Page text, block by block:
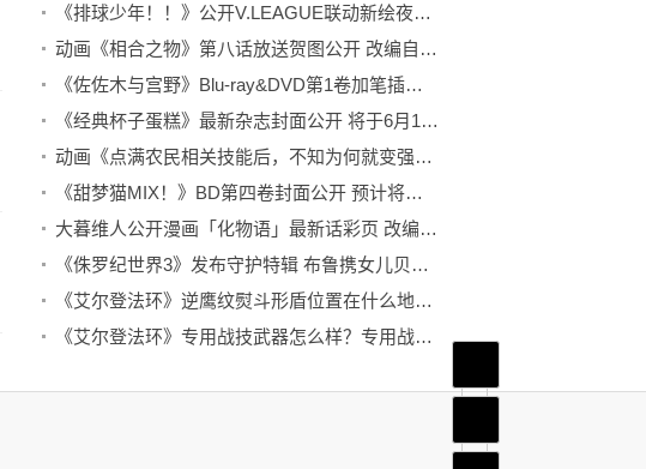
《排球少年！！》公开V.LEAGUE联动新绘夜久卫辅 由原作者·古馆春一绘制
动画《相合之物》第八话放送贺图公开 改编自浅野りん创作的同名漫画作品
《佐佐木与宫野》Blu-ray&DVD第1卷加笔插图公开 绘制的人物是佐佐木
《经典杯子蛋糕》最新杂志封面公开 将于6月13日开播
动画《点满农民相关技能后，不知为何就变强了。》视觉图公开 于2022年10月开始播出
《甜梦猫MIX！》BD第四卷封面公开 预计将于2022年8月24日正式发售
大暮维人公开漫画「化物语」最新话彩页 改编自日本轻小说家西尾维新的原作
《侏罗纪世界3》发布守护特辑 布鲁携女儿贝塔惊喜回归
《艾尔登法环》逆鹰纹熨斗形盾位置在什么地方？位置介绍一起看看吧！
《艾尔登法环》专用战技武器怎么样？专用战技装备详情介绍来喽！